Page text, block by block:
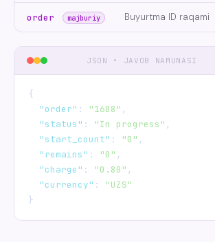
order majburiy Buyurtma ID raqami
JSON • JAVOB NAMUNASI
{
"order" : "1688" ,
"status" : "In progress" ,
"start_count" : "0" ,
"remains" : "0" ,
"charge" : "0.80" ,
"currency" :
"UZS"
}